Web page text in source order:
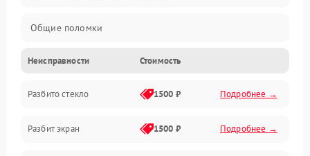
Общие поломки
Проблемы связи
Камеры
Проблемы с дисплеем и сенсором
Неисправности Стоимость
Разбито стекло 1500 ₽ Подробнее →
Разбит экран 1500 ₽ Подробнее →